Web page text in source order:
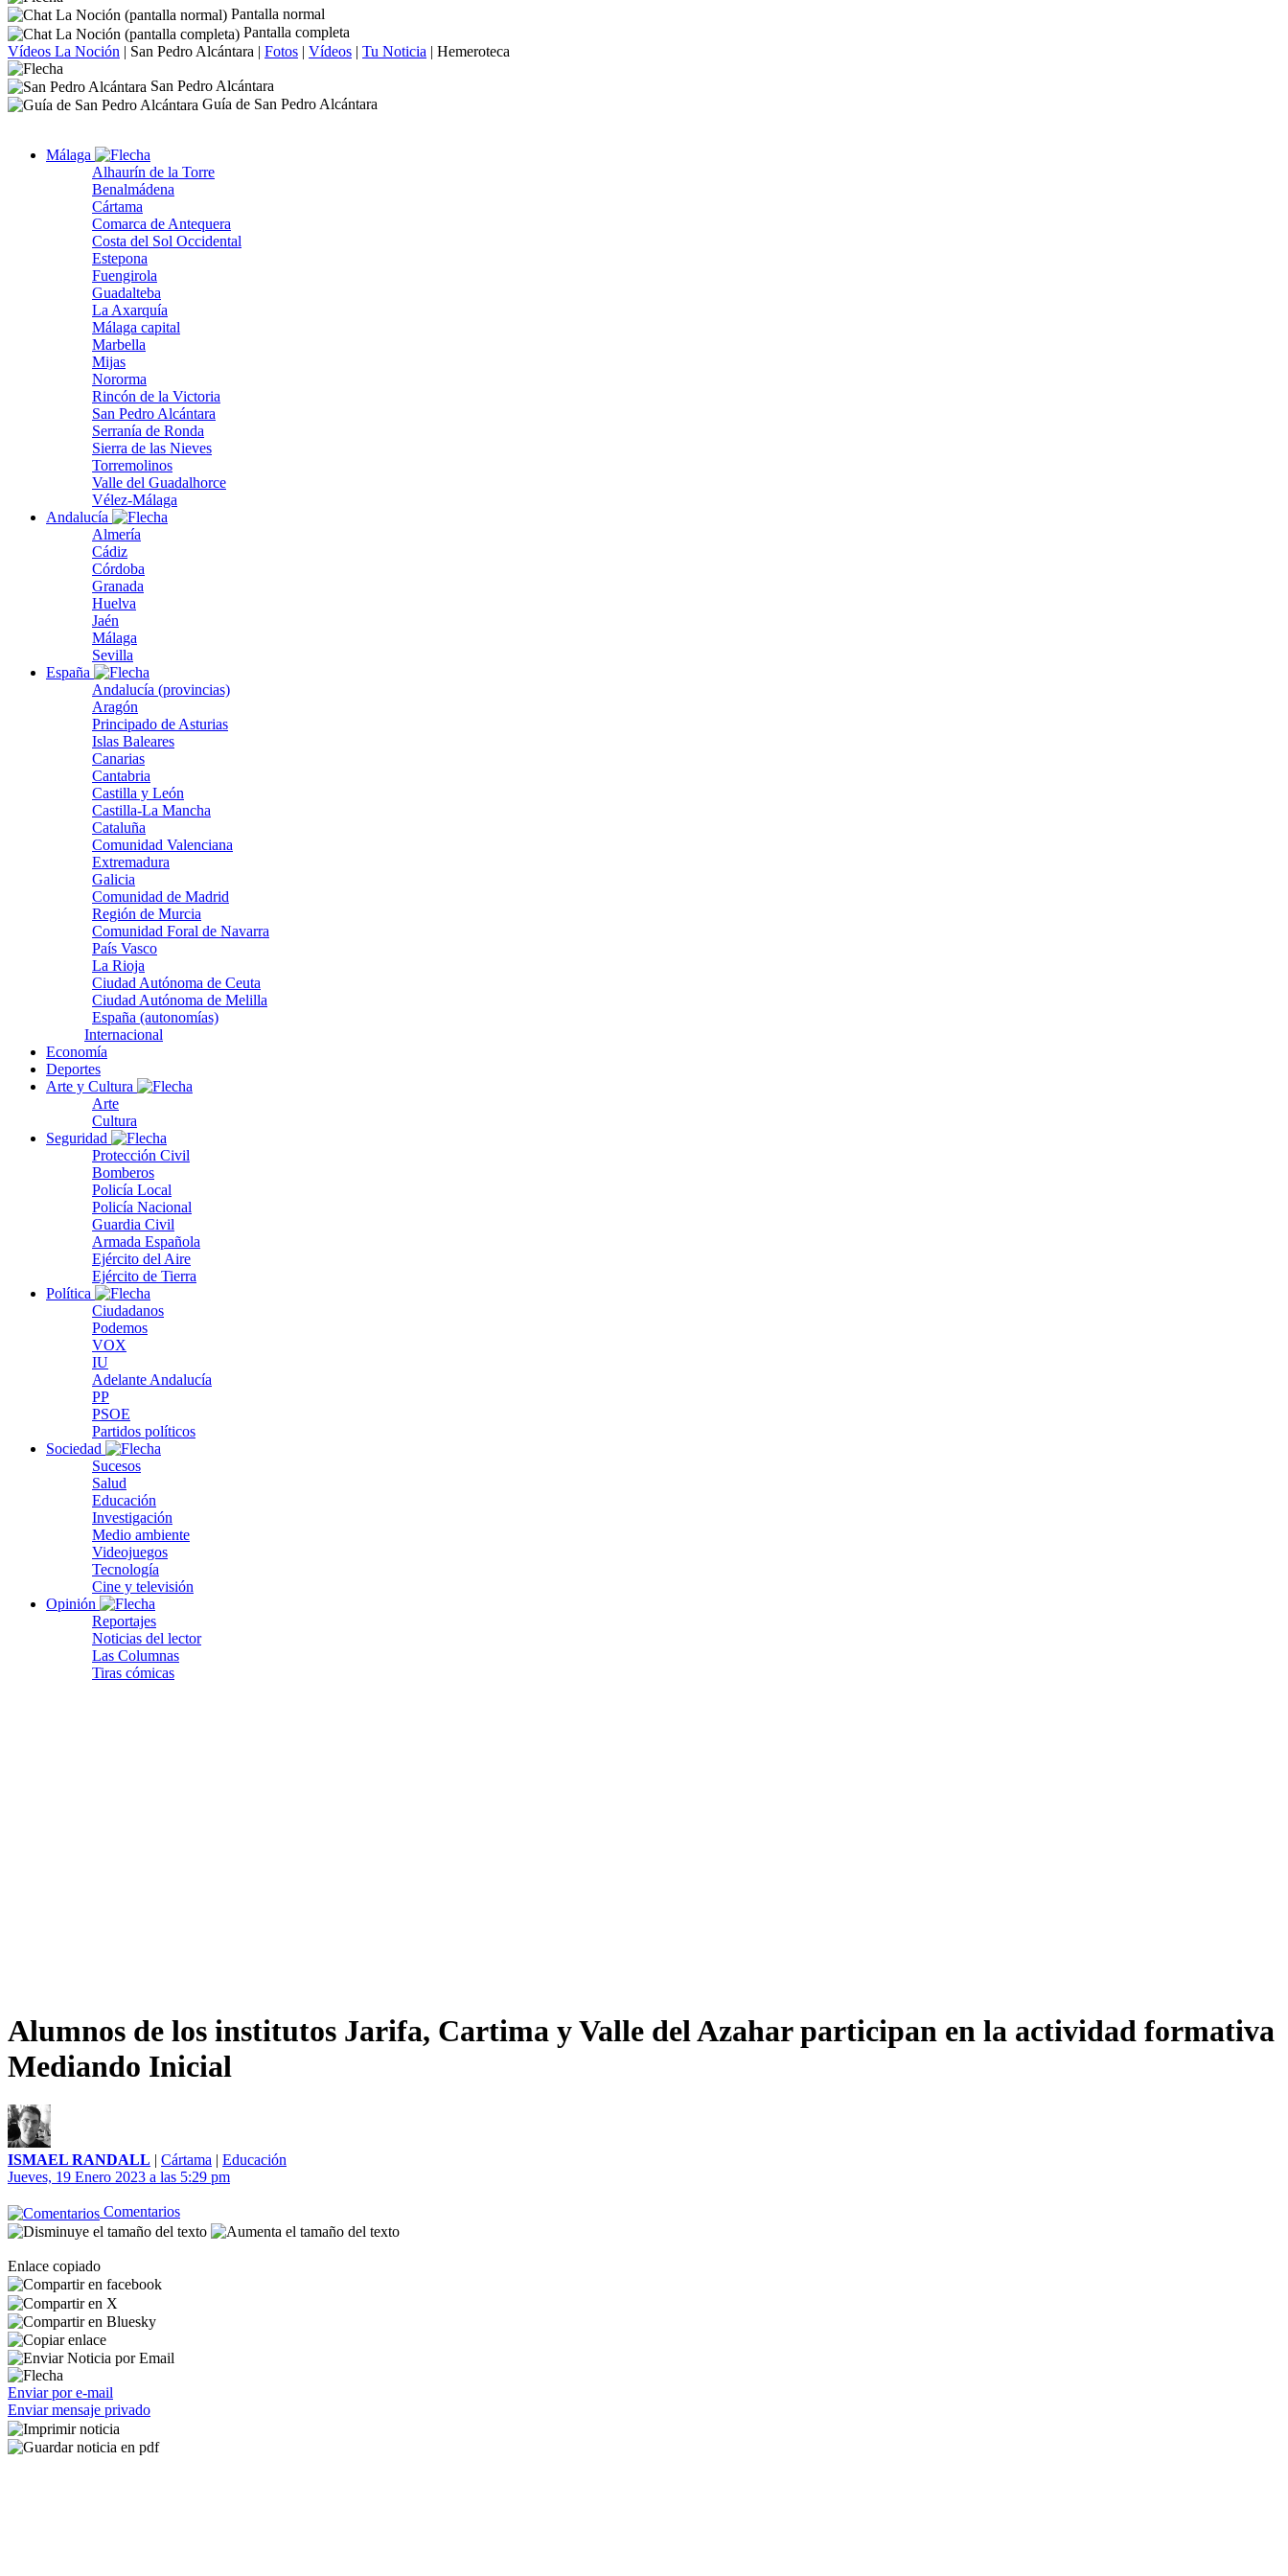
Pantalla normal
Pantalla completa
Vídeos La Noción | San Pedro Alcántara | Fotos | Vídeos | Tu Noticia | Hemeroteca
San Pedro Alcántara
Guía de San Pedro Alcántara
Málaga
Alhaurín de la Torre
Benalmádena
Cártama
Comarca de Antequera
Costa del Sol Occidental
Estepona
Fuengirola
Guadalteba
La Axarquía
Málaga capital
Marbella
Mijas
Nororma
Rincón de la Victoria
San Pedro Alcántara
Serranía de Ronda
Sierra de las Nieves
Torremolinos
Valle del Guadalhorce
Vélez-Málaga
Andalucía
Almería
Cádiz
Córdoba
Granada
Huelva
Jaén
Málaga
Sevilla
España
Andalucía (provincias)
Aragón
Principado de Asturias
Islas Baleares
Canarias
Cantabria
Castilla y León
Castilla-La Mancha
Cataluña
Comunidad Valenciana
Extremadura
Galicia
Comunidad de Madrid
Región de Murcia
Comunidad Foral de Navarra
País Vasco
La Rioja
Ciudad Autónoma de Ceuta
Ciudad Autónoma de Melilla
España (autonomías)
Internacional
Economía
Deportes
Arte y Cultura
Arte
Cultura
Seguridad
Protección Civil
Bomberos
Policía Local
Policía Nacional
Guardia Civil
Armada Española
Ejército del Aire
Ejército de Tierra
Política
Ciudadanos
Podemos
VOX
IU
Adelante Andalucía
PP
PSOE
Partidos políticos
Sociedad
Sucesos
Salud
Educación
Investigación
Medio ambiente
Videojuegos
Tecnología
Cine y televisión
Opinión
Reportajes
Noticias del lector
Las Columnas
Tiras cómicas
Alumnos de los institutos Jarifa, Cartima y Valle del Azahar participan en la actividad formativa
Mediando Inicial
ISMAEL RANDALL | Cártama | Educación
Jueves, 19 Enero 2023 a las 5:29 pm
Comentarios
Enlace copiado
Enviar por e-mail
Enviar mensaje privado